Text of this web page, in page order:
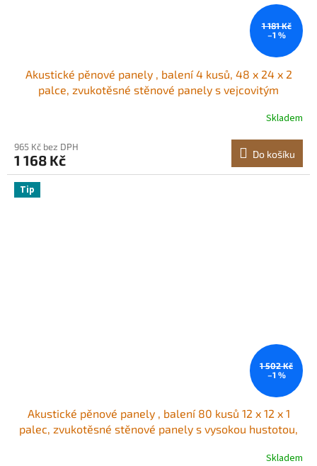
1 181 Kč
–1 %
Akustické pěnové panely , balení 4 kusů, 48 x 24 x 2
palce, zvukotěsné stěnové panely s vejcovitým
izolační panely pro stěny a stropy studia, černéSkladem
965 Kč bez DPH
1 168 Kč Do košíku
Tip
1 502 Kč
–1 %
Akustické pěnové panely , balení 80 kusů 12 x 12 x 1
palec, zvukotěsné stěnové panely s vysokou hustotou,
Skladem